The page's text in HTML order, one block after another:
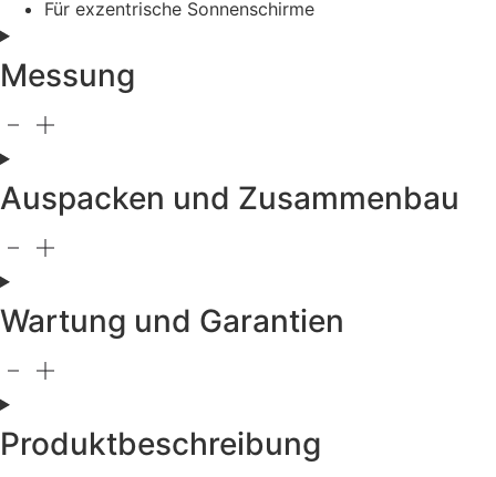
Für exzentrische Sonnenschirme
Messung
Auspacken und Zusammenbau
Wartung und Garantien
Produktbeschreibung